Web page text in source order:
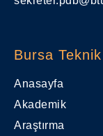
Bursa
Anasayfa
Akademik
Araştırma